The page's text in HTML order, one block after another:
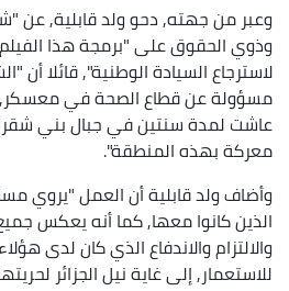
وعبر من جهته, دحو ولد قابلية, عن
وذوي الحقوق على "برمجة هذا الفيلم
لاسترجاع السيادة الوطنية", قائلا أن
مسؤولة عن قطاع الصحة في معسكر,
عاشت لمدة سنتين في جبال بني
معركة بهذه المنطقة".
وأضاف ولد قابلية أن العمل "يروي
الذين كانوا معها, كما أنه يعكس
والالتزام والاندفاع الذي كان لدى
للاستعمار, إلى غاية نيل الجزائر